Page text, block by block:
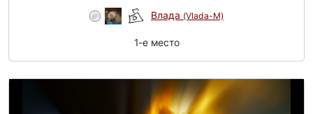
Влада (Vlada-M)
1-e место